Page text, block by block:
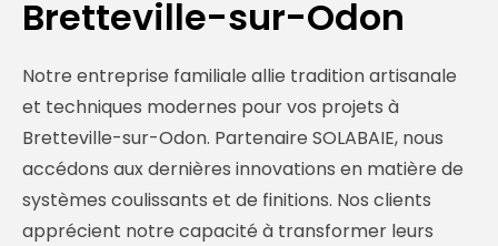
Bretteville-sur-Odon
Notre entreprise familiale allie tradition artisanale
et techniques modernes pour vos projets à
Bretteville-sur-Odon. Partenaire SOLABAIE, nous
accédons aux dernières innovations en matière de
systèmes coulissants et de finitions. Nos clients
apprécient notre capacité à transformer leurs